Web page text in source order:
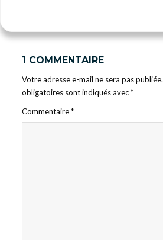
1 COMMENTAIRE
Votre adresse e-mail ne sera pas publiée.
obligatoires sont indiqués avec*
Commentaire*